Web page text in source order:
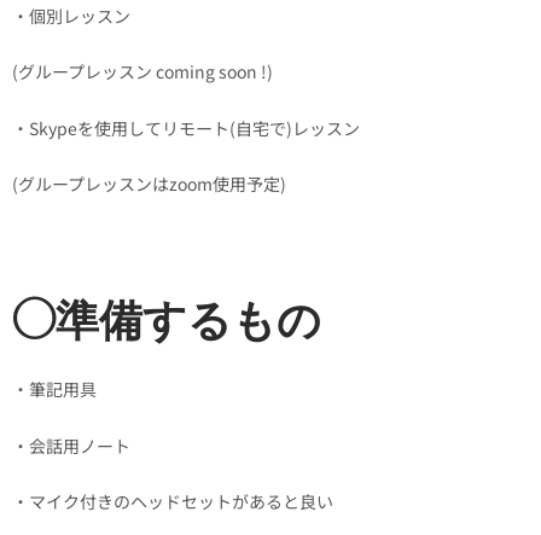
・個別レッスン
(グループレッスン coming soon !)
・Skypeを使用してリモート(自宅で)レッスン
(グループレッスンはzoom使用予定)
◯準備するもの
・筆記用具
・会話用ノート
・マイク付きのヘッドセットがあると良い